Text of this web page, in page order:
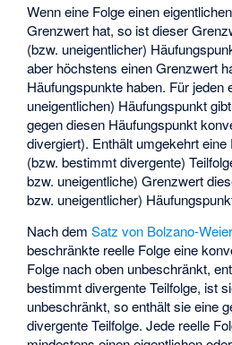
Wenn eine Folge einen
Grenzwert hat, so ist dieser
(bzw. uneigentlicher)
aber höchstens einen Grenzwert
Häufungspunkte haben. Für jeden
uneigentlichen) Häufungspunkt
gegen diesen Häufungspunkt
divergiert). Enthält umgekehrt
(bzw. bestimmt divergente)
bzw. uneigentliche) Grenzwert
bzw. uneigentlicher)
Nach demSatz von Bolzano-
beschränkte reelle Folge eine
Folge nach oben unbeschränkt,
bestimmt divergente Teilfolge, ist
unbeschränkt, so enthält sie eine
divergente Teilfolge. Jede reelle